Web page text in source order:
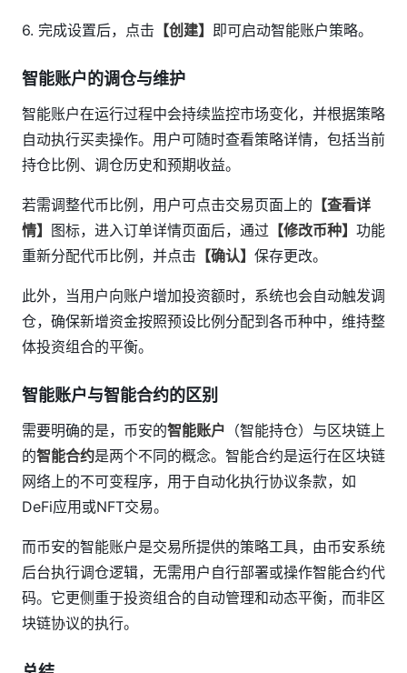
6. 完成设置后，点击 【创建】 即可启动智能账户策略。
智能账户的调仓与维护
智能账户在运行过程中会持续监控市场变化，并根据策略
自动执行买卖操作。用户可随时查看策略详情，包括当前
持仓比例、调仓历史和预期收益。
若需调整代币比例，用户可点击交易页面上的 【查看详
情】 图标，进入订单详情页面后，通过 【修改币种】 功能
重新分配代币比例，并点击 【确认】 保存更改。
此外，当用户向账户增加投资额时，系统也会自动触发调
仓，确保新增资金按照预设比例分配到各币种中，维持整
体投资组合的平衡。
智能账户与智能合约的区别
需要明确的是，币安的智能账户 （智能持仓）与区块链上
的智能合约是两个不同的概念。智能合约是运行在区块链
网络上的不可变程序，用于自动化执行协议条款，如
DeFi应用或NFT交易。
而币安的智能账户是交易所提供的策略工具，由币安系统
后台执行调仓逻辑，无需用户自行部署或操作智能合约代
码。它更侧重于投资组合的自动管理和动态平衡，而非区
块链协议的执行。